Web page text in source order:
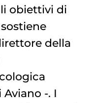
obiettivi di
della
-. I